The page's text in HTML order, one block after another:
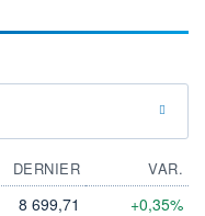
DERNIER
VAR.
8 699,71 +0,35%